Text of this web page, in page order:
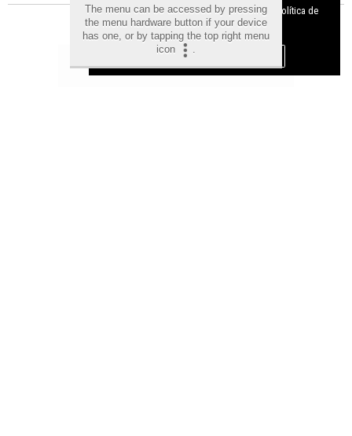
The menu can be accessed by pressing
the menu hardware button if your device
has one, or by tapping the top right menu
icon
.
cookies y como desconectarlas. Ver nuestra Política de
Privacidad y Cookies
Aceptar Cookies